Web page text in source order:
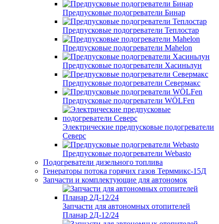
Предпусковые подогреватели Бинар
Предпусковые подогреватели Теплостар
Предпусковые подогреватели Mahelon
Предпусковые подогреватели Хасиньлун
Предпусковые подогреватели Севермакс
Предпусковые подогреватели WÖLFen
Электрические предпусковые подогреватели
Северс
Предпусковые подогреватели Webasto
Подогреватели дизельного топлива
Генераторы потока горячих газов Терммикс-15Д
Запчасти и комплектующие для автономок
Запчасти для автономных отопителей
Планар 2Д-12/24